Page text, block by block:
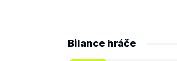
Bilance hráče